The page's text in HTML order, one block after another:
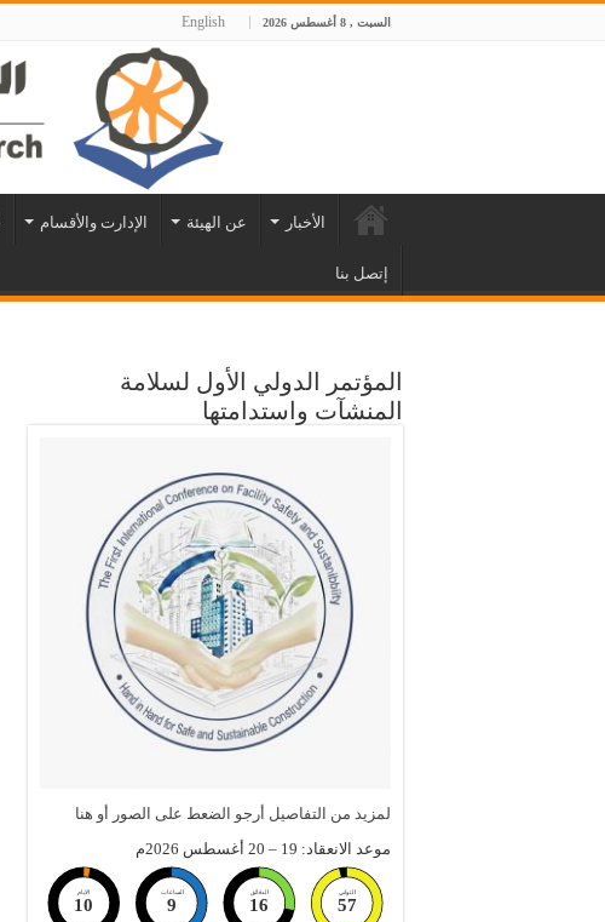
السبت , 8 أغسطس 2026 English
الأخبار عن الهيئة الإدارت والأقسام
إتصل بنا
المؤتمر الدولي الأول لسلامة
المنشآت واستدامتها
لمزيد من التفاصيل أرجو الضعط على الصور أو هنا
موعد الانعقاد: 19 – 20 أغسطس 2026م
الايام
10
الساعات
9
الدقائق
16
الثواني
56